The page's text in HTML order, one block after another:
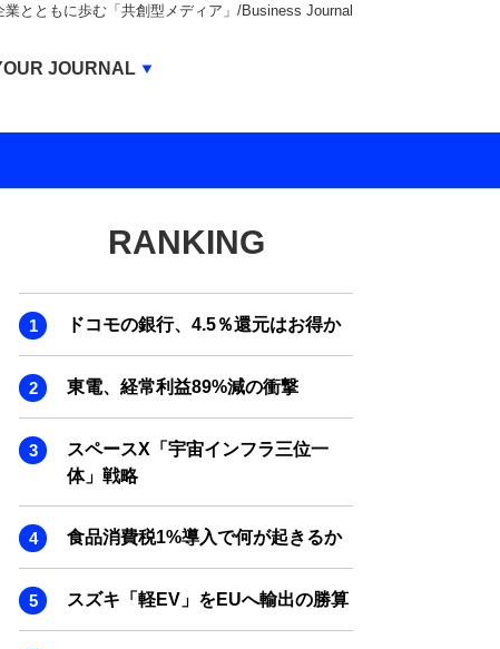
とともに歩む「共創型メディア」/Business Journal
RANKING
ドコモの銀行、4.5％還元はお得か
東電、経常利益89%減の衝撃
スペースX「宇宙インフラ三位一
体」戦略
食品消費税1%導入で何が起きるか
スズキ「軽EV」をEUへ輸出の勝算
JOURNAL
JOURNAL
IVS JOURNAL
ENERGY MANAGEMENT JOURNAL
INBOUND JOURNAL
LIFE ENDING JOURNAL
AI JOURNAL
REAL ESTATE BROKERAGE JOURNAL
SMART MARKETING JOURNAL
BPaaS JOURNAL
ADOPTABLE DOG JOURNAL